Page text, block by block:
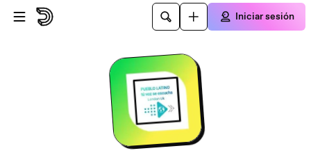
Saltar al contenido principal
Iniciar sesión